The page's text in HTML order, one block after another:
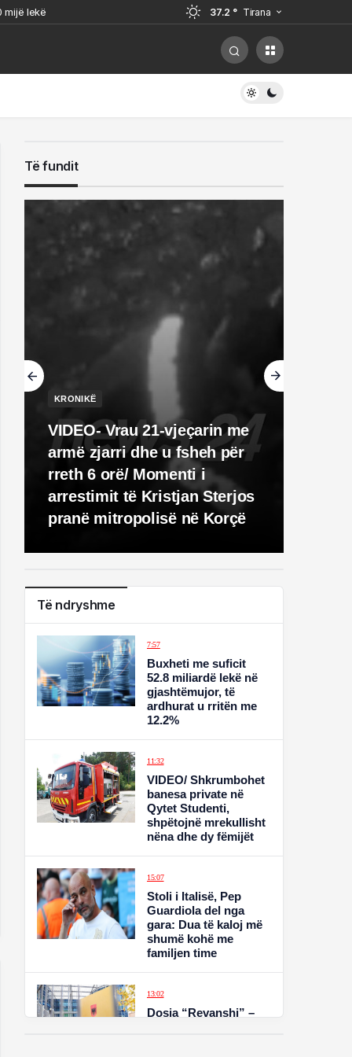
mijë lekë
37.2 ° Tirana
Të fundit
KRONIKË
VIDEO- Vrau 21-vjeçarin me
armë zjarri dhe u fsheh për
rreth 6 orë/ Momenti i
arrestimit të Kristjan Sterjos
pranë mitropolisë në Korçë
Të ndryshme
7:57
Buxheti me suficit
52.8 miliardë lekë në
gjashtëmujor, të
ardhurat u rritën me
12.2%
11:32
VIDEO/ Shkrumbohet
banesa private në
Qytet Studenti,
shpëtojnë mrekullisht
nëna dhe dy fëmijët
15:07
Stoli i Italisë, Pep
Guardiola del nga
gara: Dua të kaloj më
shumë kohë me
familjen time
13:02
Dosja “Revanshi” –